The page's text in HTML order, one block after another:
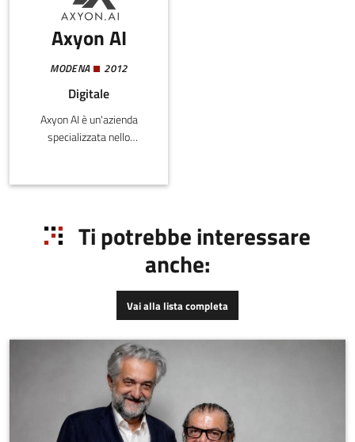
Axyon AI
MODENA 2012
Digitale
Axyon AI è un'azienda
specializzata nello
Learning per trading e
punto di vista tecnologico,
il vantaggio competitivo è
Axyon Platform, costruita
specificatamente per
finanziarie. La Axyon
Platform consente la
progettazione e sviluppo
di modelli predittivi basati
su AI/Deep Learning
estremamente accurati.
Ti potrebbe interessare
anche:
Vai alla lista completa